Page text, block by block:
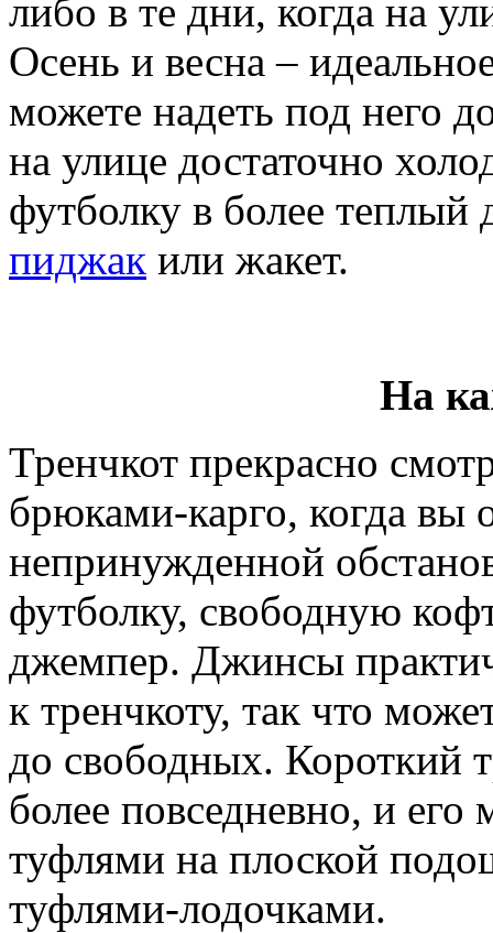
либо в те дни, когда на
Осень и весна –
можете надеть под него
на улице достаточно
футболку в более теплый
пиджак или жакет.
На
Тренчкот прекрасно
брюками-карго, когда вы
непринужденной
футболку, свободную
джемпер. Джинсы
к тренчкоту, так что
до свободных. Короткий
более повседневно, и
туфлями на плоской
туфлями-лодочками.